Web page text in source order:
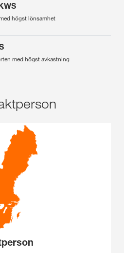
högst lönsamhet
med högst avkastning